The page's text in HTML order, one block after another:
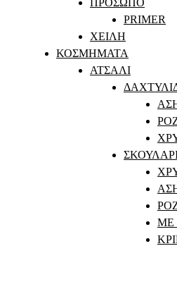
ΠΡΟΣΩΠΟ
PRIMER
ΧΕΙΛΗ
ΚΟΣΜΗΜΑΤΑ
ΑΤΣΑΛΙ
ΜΕ